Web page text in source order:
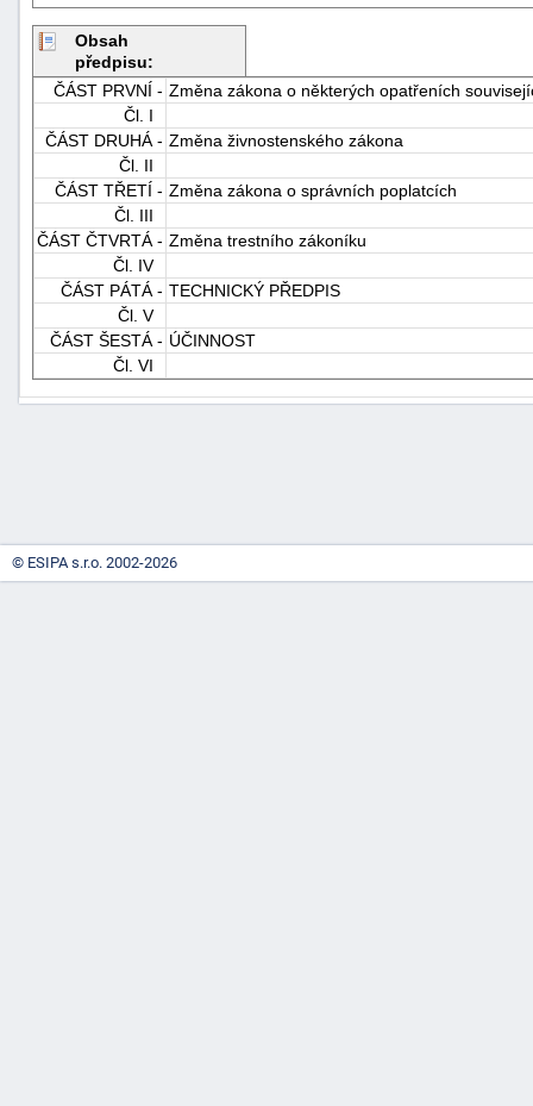
Obsah
předpisu:
ČÁST PRVNÍ - Změna zákona o některých opatřeních
Čl. I
ČÁST DRUHÁ - Změna živnostenského zákona
Čl. II
ČÁST TŘETÍ - Změna zákona o správních poplatcích
Čl. III
ČÁST ČTVRTÁ - Změna trestního zákoníku
Čl. IV
ČÁST PÁTÁ - TECHNICKÝ PŘEDPIS
Čl. V
ČÁST ŠESTÁ - ÚČINNOST
Čl. VI
+náhrady
© ESIPA s.r.o. 2002-2026